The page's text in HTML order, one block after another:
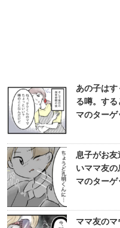
あの子は
る噂。す
マのター
息子がお
いママ友
マのター
ママ友の